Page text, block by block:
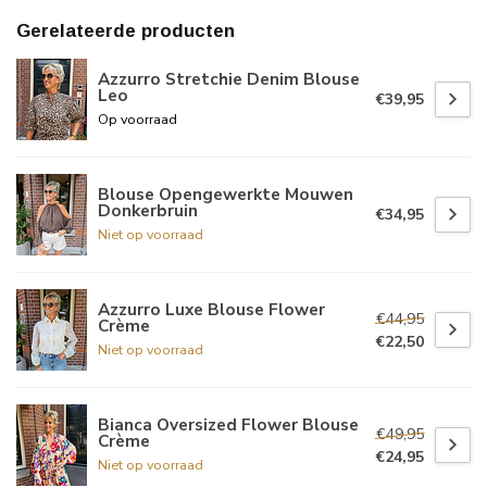
Gerelateerde producten
Azzurro Stretchie Denim Blouse
Leo
Op voorraad
€39,95
Blouse Opengewerkte Mouwen
Donkerbruin
Niet op voorraad
€34,95
Azzurro Luxe Blouse Flower
Crème
Niet op voorraad
€44,95
€22,50
Bianca Oversized Flower Blouse
Crème
Niet op voorraad
€49,95
€24,95